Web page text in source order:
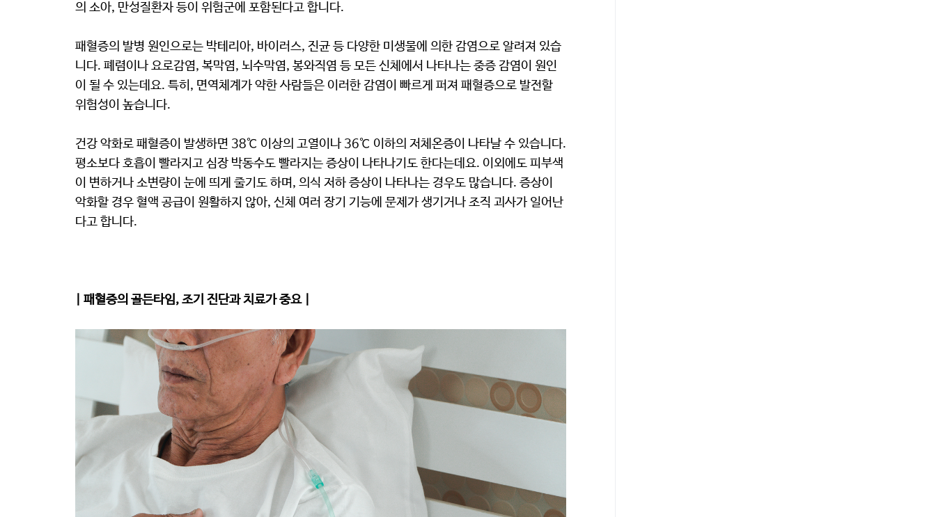
의 소아, 만성질환자 등이 위험군에 포함된다고 합니다.
패혈증의 발병 원인으로는 박테리아, 바이러스, 진균 등 다양한 미생물에 의한 감염으로 알려져 있습
니다. 폐렴이나 요로감염, 복막염, 뇌수막염, 봉와직염 등 모든 신체에서 나타나는 중증 감염이 원인
이 될 수 있는데요. 특히, 면역체계가 약한 사람들은 이러한 감염이 빠르게 퍼져 패혈증으로 발전할
위험성이 높습니다.
건강 악화로 패혈증이 발생하면 38℃ 이상의 고열이나 36℃ 이하의 저체온증이 나타날 수 있습니다.
평소보다 호흡이 빨라지고 심장 박동수도 빨라지는 증상이 나타나기도 한다는데요. 이외에도 피부색
이 변하거나 소변량이 눈에 띄게 줄기도 하며, 의식 저하 증상이 나타나는 경우도 많습니다. 증상이
악화할 경우 혈액 공급이 원활하지 않아, 신체 여러 장기 기능에 문제가 생기거나 조직 괴사가 일어난
다고 합니다.
| 패혈증의 골든타임, 조기 진단과 치료가 중요 |